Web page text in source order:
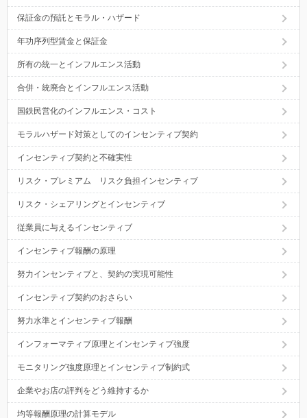
保証金の預託とモラル・ハザード
年功序列型賃金と保証金
所有の統一とインフルエンス活動
合併・統廃合とインフルエンス活動
国鉄民営化のインフルエンス・コスト
モラルハザード対策としてのインセンティブ契約
インセンティブ契約と不確実性
リスク・プレミアム リスク負担インセンティブ
リスク・シェアリングとインセンティブ
従業員に与えるインセンティブ
インセンティブ報酬の原理
努力インセンティブと、契約の実現可能性
インセンティブ契約のおさらい
努力水準とインセンティブ報酬
インフォーマティブ原理とインセンティブ強度
モニタリング強度原理とインセンティブ制約式
企業やお店の評判をどう維持するか
均等報酬原理の計算モデル